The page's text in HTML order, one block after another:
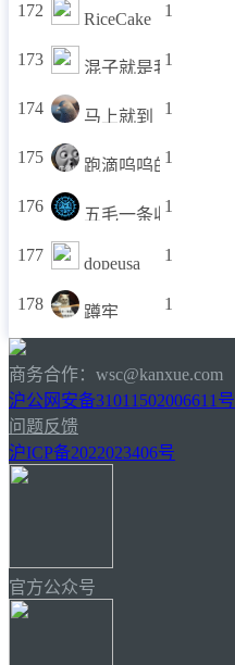
172 RiceCake 1
173 混子就是我
1
174 马上就到 1
175 跑滴呜呜的
1
176 五毛一条收flag
1
177 dopeusa 1
178 蹲牢 1
商务合作：wsc@kanxue.com
沪公网安备31011502006611号
问题反馈
沪ICP备2022023406号
官方公众号